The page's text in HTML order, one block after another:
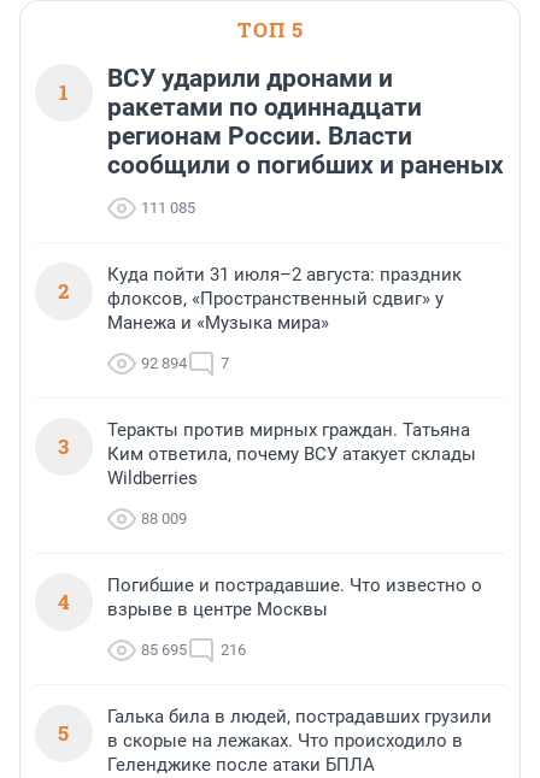
ТОП 5
1
ВСУ ударили дронами и
ракетами по одиннадцати
регионам России. Власти
сообщили о погибших и раненых
111 085
2
Куда пойти 31 июля–2 августа: праздник
флоксов, «Пространственный сдвиг» у
Манежа и «Музыка мира»
92 894 7
3
Теракты против мирных граждан. Татьяна
Ким ответила, почему ВСУ атакует склады
Wildberries
88 009
4
Погибшие и пострадавшие. Что известно о
взрыве в центре Москвы
85 695 216
5
Галька била в людей, пострадавших грузили
в скорые на лежаках. Что происходило в
Геленджике после атаки БПЛА